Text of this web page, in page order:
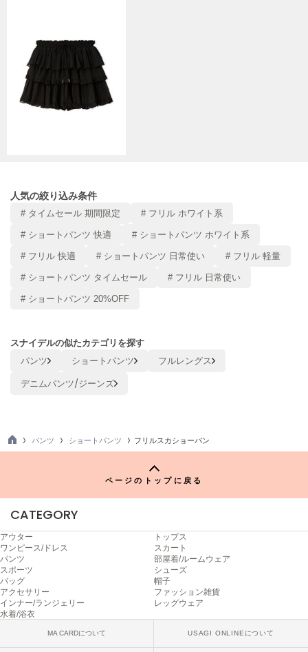
Mila Owen
ミラオーウェン
MOIGE
モワージュ
ニューバランス
ネズ
NIKE
ナイキ
NOWNS
null.
ヌル
Onitsuka Tiger
オニツカ タイガー
ORR
オル
PATRICK
パトリック
フィリーチョコレート
人気の絞り込み条件
# タイムセール 期間限定 # フリル ホワイト系
# ショートパンツ 快適 # ショートパンツ ホワイト系
# フリル 快適 # ショートパンツ 日常使い # フリル 軽量
# ショートパンツ タイムセール # フリル 日常使い
# ショートパンツ 20%OFF
スナイデルの似たカテゴリを探す
パンツ ショートパンツ
フルレングス
デニムパンツ/ジーンズ
TO
パンツ ショートパンツ フリルスカショーパン
ページのトップに戻る
CATEGORY
アウター
トップス
ワンピース/ドレス
スカート
パンツ
部屋着/ルームウェア
スポーツ
シューズ
バッグ
帽子
アクセサリー
ファッション雑貨
インナー/ランジェリー
レッグウェア
水着/浴衣
MA CARDについて USAGI ONLINEについて